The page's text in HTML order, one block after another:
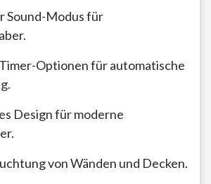
Sound-Modus für
Optionen für automatische
Design für moderne
von Wänden und Decken.